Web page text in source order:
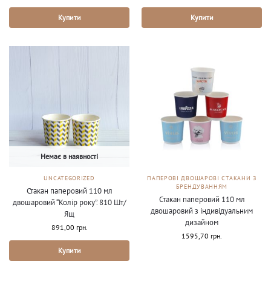
Купити Купити
Немає в наявності
UNCATEGORIZED
Стакан паперовий 110 мл
двошаровий “Колір року”. 810 Шт/
Ящ
891,00 грн.
Купити
ПАПЕРОВІ ДВОШАРОВІ СТАКАНИ З
БРЕНДУВАННЯМ
Стакан паперовий 110 мл
двошаровий з індивідуальним
дизайном
1595,70 грн.